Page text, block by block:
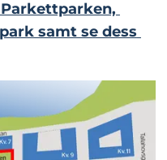
samt se dess